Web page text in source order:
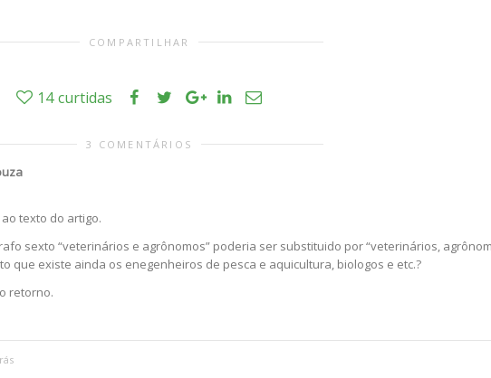
COMPARTILHAR
14 curtidas
3 COMENTÁRIOS
texto do artigo.
sexto “veterinários e agrônomos” poderia ser substituido por “veterinários,
que existe ainda os enegenheiros de pesca e aquicultura, biologos e etc.?
retorno.